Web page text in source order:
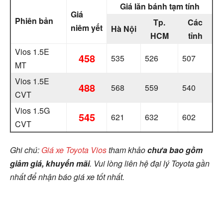
Phiên bản
Giá
niêm yết
Giá lăn bánh tạm tính
Hà Nội
Tp.
HCM
Các
tỉnh
Vios 1.5E
MT
458 535 526
507
Vios 1.5E
CVT
488 568 559
540
Vios 1.5G
CVT
545 621 632 602
Ghi chú: Giá xe Toyota Viostham khảochưa bao gồm
giảm giá, khuyến mãi. Vui lòng liên hệ đại lý Toyota gần
nhất để nhận báo giá xetốt nhất.